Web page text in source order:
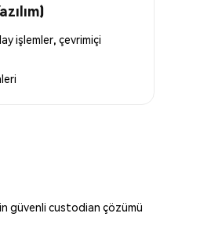
işlemler, çevrimiçi
güvenli custodian çözümü